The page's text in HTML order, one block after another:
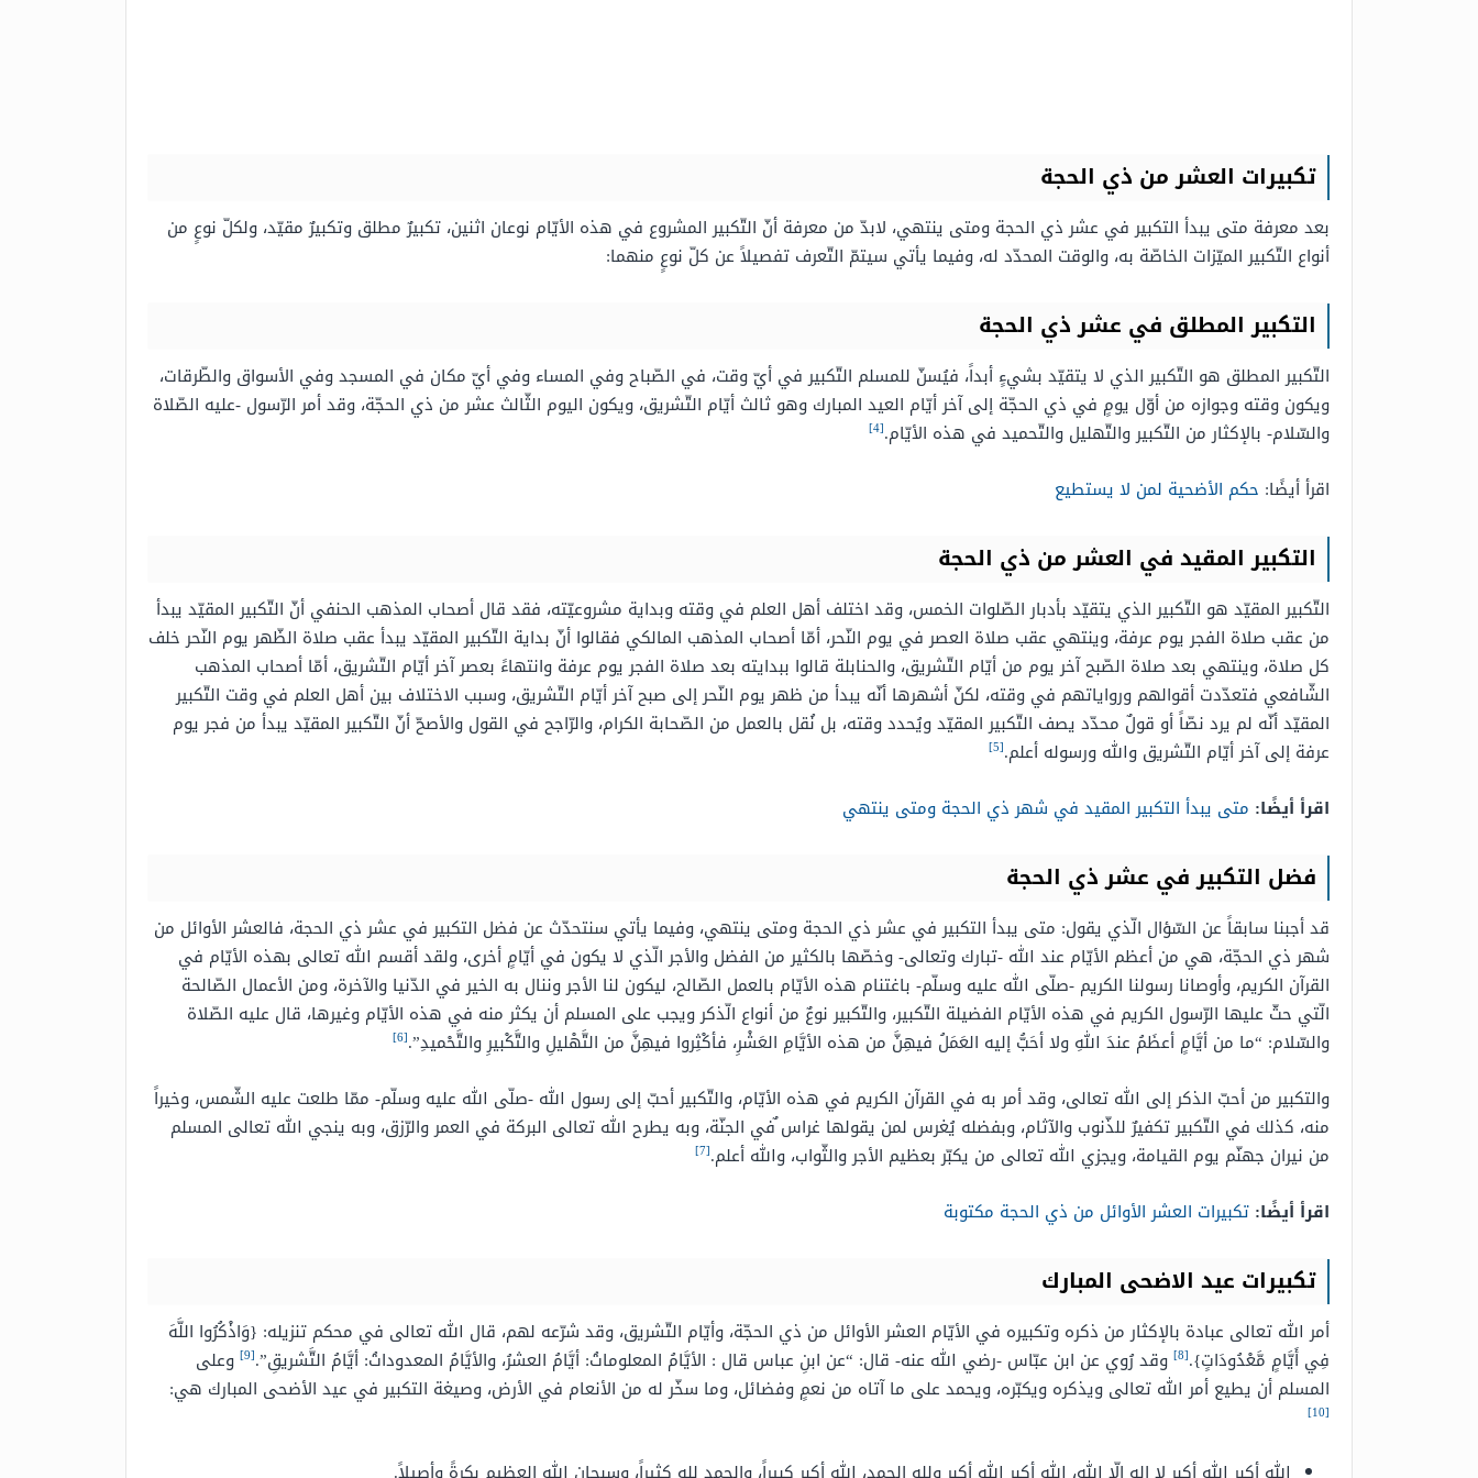
تكبيرات العشر من ذي الحجة
بعد معرفة متى يبدأ التكبير في عشر ذي الحجة ومتى ينتهي، لابدّ من معرفة أنّ التّكبير المشروع في هذه الأيّام نوعان اثنين، تكبيرٌ مطلق وتكبيرٌ مقيّد، ولكلّ نوعٍ من
أنواع التّكبير الميّزات الخاصّة به، والوقت المحدّد له، وفيما يأتي سيتمّ التّعرف تفصيلاً عن كلّ نوعٍ منهما:
التكبير المطلق في عشر ذي الحجة
التّكبير المطلق هو التّكبير الذي لا يتقيّد بشيءٍ أبداً، فيُسنّ للمسلم التّكبير في أيّ وقت، في الصّباح وفي المساء وفي أيّ مكان في المسجد وفي الأسواق والطّرقات،
ويكون وقته وجوازه من أوّل يومٍ في ذي الحجّة إلى آخر أيّام العيد المبارك وهو ثالث أيّام التّشريق، ويكون اليوم الثّالث عشر من ذي الحجّة، وقد أمر الرّسول -عليه الصّلاة
والسّلام- بالإكثار من التّكبير والتّهليل والتّحميد في هذه الأيّام.[4]
اقرأ أيضًا: حكم الأضحية لمن لا يستطيع
التكبير المقيد في العشر من ذي الحجة
التّكبير المقيّد هو التّكبير الذي يتقيّد بأدبار الصّلوات الخمس، وقد اختلف أهل العلم في وقته وبداية مشروعيّته، فقد قال أصحاب المذهب الحنفي أنّ التّكبير المقيّد يبدأ
من عقب صلاة الفجر يوم عرفة، وينتهي عقب صلاة العصر في يوم النّحر، أمّا أصحاب المذهب المالكي فقالوا أنّ بداية التّكبير المقيّد يبدأ عقب صلاة الظّهر يوم النّحر خلف
كل صلاة، وينتهي بعد صلاة الصّبح آخر يوم من أيّام التّشريق، والحنابلة قالوا ببدايته بعد صلاة الفجر يوم عرفة وانتهاءً بعصر آخر أيّام التّشريق، أمّا أصحاب المذهب
الشّافعي فتعدّدت أقوالهم ورواياتهم في وقته، لكنّ أشهرها أنّه يبدأ من ظهر يوم النّحر إلى صبح آخر أيّام التّشريق، وسبب الاختلاف بين أهل العلم في وقت التّكبير
المقيّد أنّه لم يرد نصّاً أو قولٌ محدّد يصف التّكبير المقيّد ويُحدد وقته، بل نُقل بالعمل من الصّحابة الكرام، والرّاجح في القول والأصحّ أنّ التّكبير المقيّد يبدأ من فجر يوم
عرفة إلى آخر أيّام التّشريق والله ورسوله أعلم.[5]
اقرأ أيضًا: متى يبدأ التكبير المقيد في شهر ذي الحجة ومتى ينتهي
فضل التكبير في عشر ذي الحجة
قد أجبنا سابقاً عن السّؤال الّذي يقول: متى يبدأ التكبير في عشر ذي الحجة ومتى ينتهي، وفيما يأتي سنتحدّث عن فضل التكبير في عشر ذي الحجة، فالعشر الأوائل من
شهر ذي الحجّة، هي من أعظم الأيّام عند الله -تبارك وتعالى- وخصّها بالكثير من الفضل والأجر الّذي لا يكون في أيّامٍ أخرى، ولقد أقسم الله تعالى بهذه الأيّام في
القرآن الكريم، وأوصانا رسولنا الكريم -صلّى الله عليه وسلّم- باغتنام هذه الأيّام بالعمل الصّالح، ليكون لنا الأجر وننال به الخير في الدّنيا والآخرة، ومن الأعمال الصّالحة
الّتي حثّ عليها الرّسول الكريم في هذه الأيّام الفضيلة التّكبير، والتّكبير نوعٌ من أنواع الّذكر ويجب على المسلم أن يكثر منه في هذه الأيّام وغيرها، قال عليه الصّلاة
والسّلام: “ما من أيَّامٍ أعظَمُ عندَ اللهِ ولا أحَبُّ إليه العَمَلُ فيهِنَّ من هذه الأيَّامِ العَشْرِ، فأكْثِروا فيهِنَّ من التَّهْليلِ والتَّكْبيرِ والتَّحْميدِ”.[6]
والتكبير من أحبّ الذكر إلى الله تعالى، وقد أمر به في القرآن الكريم في هذه الأيّام، والتّكبير أحبّ إلى رسول الله -صلّى الله عليه وسلّم- ممّا طلعت عليه الشّمس، وخيراً
منه، كذلك في التّكبير تكفيرٌ للذّنوب والآثام، وبفضله يُغرس لمن يقولها غراس ٌفي الجنّة، وبه يطرح الله تعالى البركة في العمر والرّزق، وبه ينجي الله تعالى المسلم
من نيران جهنّم يوم القيامة، ويجزي الله تعالى من يكبّر بعظيم الأجر والثّواب، والله أعلم.[7]
اقرأ أيضًا: تكبيرات العشر الأوائل من ذي الحجة مكتوبة
تكبيرات عيد الاضحى المبارك
أمر الله تعالى عبادة بالإكثار من ذكره وتكبيره في الأيّام العشر الأوائل من ذي الحجّة، وأيّام التّشريق، وقد شرّعه لهم، قال الله تعالى في محكم تنزيله: {وَاذْكُرُوا اللَّهَ
فِي أَيَّامٍ مَّعْدُودَاتٍ}.[8] وقد رُوي عن ابن عبّاس -رضي الله عنه- قال: “عن ابنِ عباس قال : الأيَّامُ المعلوماتُ: أيَّامُ العشرُ، والأيَّامُ المعدوداتُ: أيَّامُ التَّشريقِ”.[9]
وعلى
المسلم أن يطيع أمر الله تعالى ويذكره ويكبّره، ويحمد على ما آتاه من نعمٍ وفضائل، وما سخّر له من الأنعام في الأرض، وصيغة التكبير في عيد الأضحى المبارك هي:
[10]